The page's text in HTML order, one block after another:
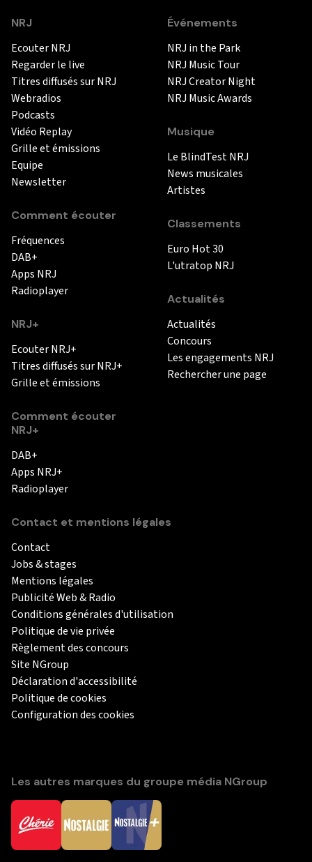
NRJ
Ecouter NRJ
Regarder le live
Titres diffusés sur NRJ
Webradios
Podcasts
Vidéo Replay
Grille et émissions
Equipe
Newsletter
Comment écouter
Fréquences
DAB+
Apps NRJ
Radioplayer
NRJ+
Ecouter NRJ+
Titres diffusés sur NRJ+
Grille et émissions
Comment écouter
NRJ+
DAB+
Apps NRJ+
Radioplayer
Événements
NRJ in the Park
NRJ Music Tour
NRJ Creator Night
NRJ Music Awards
Musique
Le BlindTest NRJ
News musicales
Artistes
Classements
Euro Hot 30
L'utratop NRJ
Actualités
Actualités
Concours
Les engagements NRJ
Rechercher une page
Contact et mentions légales
Contact
Jobs & stages
Mentions légales
Publicité Web & Radio
Conditions générales d'utilisation
Politique de vie privée
Règlement des concours
Site NGroup
Déclaration d'accessibilité
Politique de cookies
Configuration des cookies
Les autres marques du groupe média NGroup